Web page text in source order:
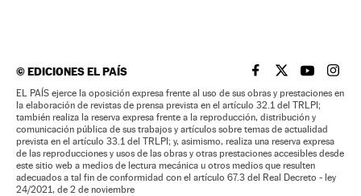
©EDICIONES EL PAÍS EL PAÍS BRASIL EN
EL PAÍSEL PAÍS
EL
EL PAÍS ejerce la oposición expresa frente al uso de sus obras y prestaciones en
la elaboración de revistas de prensa prevista en el artículo 32.1 del TRLPI;
también realiza la reserva expresa frente a la reproducción, distribución y
comunicación pública de sus trabajos y artículos sobre temas de actualidad
prevista en el artículo 33.1 del TRLPI; y, asimismo, realiza una reserva expresa
de las reproducciones y usos de las obras y otras prestaciones accesibles desde
este sitio web a medios de lectura mecánica u otros medios que resulten
adecuados a tal fin de conformidad con el artículo 67.3 del Real Decreto - ley
24/2021, de 2 de noviembre